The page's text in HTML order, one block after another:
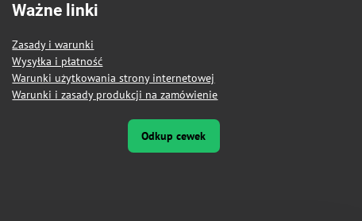
Ważne linki
Zasady i warunki
Wysyłka i płatność
Warunki użytkowania strony internetowej
Warunki i zasady produkcji na zamówienie
Odkup cewek